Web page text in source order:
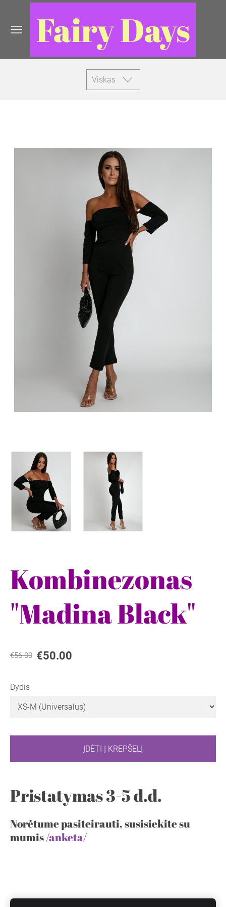
Fairy Days
Viskas
Kombinezonas
"Madina Black"
€56.00 €50.00
Dydis
ĮDĖTI Į KREPŠELĮ
Pristatymas 3-5 d.d.
Norėtume pasiteirauti, susisiekite su
mumis/anketa/